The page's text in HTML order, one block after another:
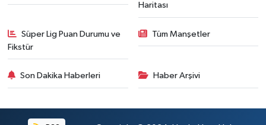
Haritası
Süper Lig Puan Durumu ve
Fikstür
Tüm Manşetler
Son Dakika Haberleri Haber Arşivi